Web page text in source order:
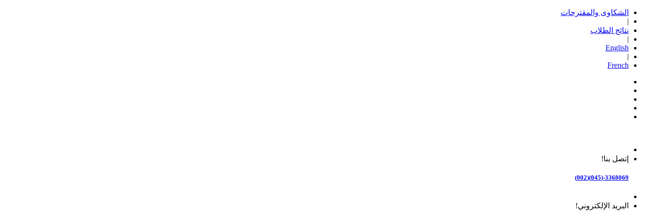
الشكاوى والمقترحات
|
نتائج الطلاب
|
English
|
French
إتصل بنا!
3368069-(045)(002)
البريد الإلكتروني!